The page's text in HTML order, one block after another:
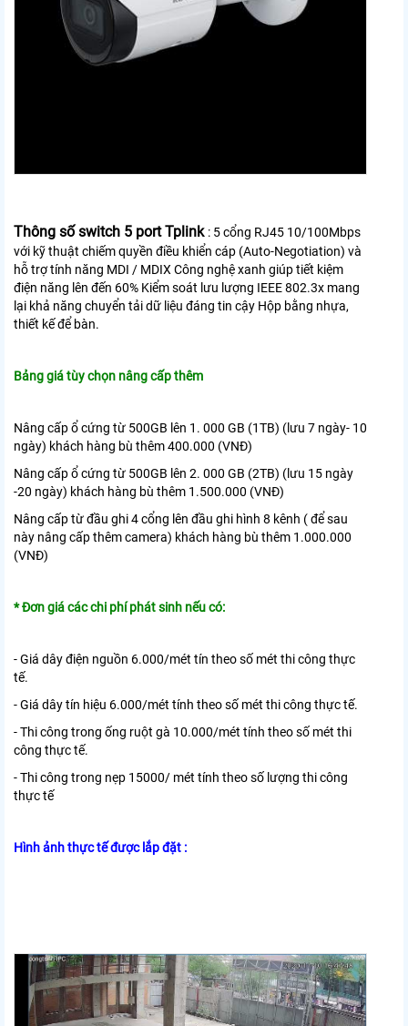
Thông số switch 5 port Tplink : 5 cổng RJ45 10/100Mbps
với kỹ thuật chiếm quyền điều khiển cáp (Auto-Negotiation) và
hỗ trợ tính năng MDI / MDIX Công nghệ xanh giúp tiết kiệm
điện năng lên đến 60% Kiểm soát lưu lượng IEEE 802.3x mang
lại khả năng chuyển tải dữ liệu đáng tin cậy Hộp bằng nhựa,
thiết kế để bàn.
Bảng giá tùy chọn nâng cấp thêm
Nâng cấp ổ cứng từ 500GB lên 1. 000 GB (1TB) (lưu 7 ngày- 10
ngày) khách hàng bù thêm 400.000 (VNĐ)
Nâng cấp ổ cứng từ 500GB lên 2. 000 GB (2TB) (lưu 15 ngày
-20 ngày) khách hàng bù thêm 1.500.000 (VNĐ)
Nâng cấp từ đầu ghi 4 cổng lên đầu ghi hình 8 kênh ( để sau
này nâng cấp thêm camera) khách hàng bù thêm 1.000.000
(VNĐ)
* Đơn giá các chi phí phát sinh nếu có:
- Giá dây điện nguồn 6.000/mét tín theo số mét thi công thực
tế.
- Giá dây tín hiệu 6.000/mét tính theo số mét thi công thực tế.
- Thi công trong ống ruột gà 10.000/mét tính theo số mét thi
công thực tế.
- Thi công trong nẹp 15000/ mét tính theo số lượng thi công
thực tế
Hình ảnh thực tế được lắp đặt :